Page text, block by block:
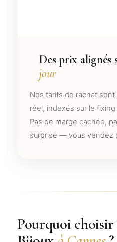
Des prix alignés
jour
Nos tarifs de rachat
réel, indexés sur le
Pas de marge cachée,
surprise — vous vendez
Pourquoi